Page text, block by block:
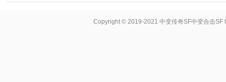
Copyright © 2019-2021 中变传奇SF中变合击SF